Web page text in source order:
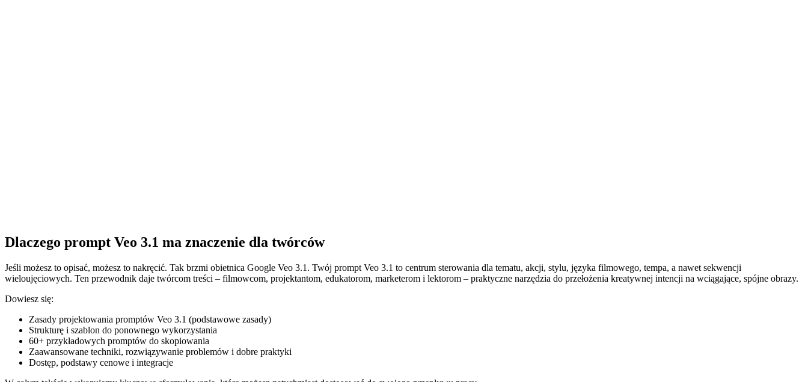
Dlaczego prompt Veo 3.1 ma znaczenie dla twórców
Jeśli możesz to opisać, możesz to nakręcić. Tak brzmi obietnica Google Veo 3.1. Twój prompt Veo 3.1 to centrum sterowania dla tematu, akcji, stylu, języka filmowego, tempa, a nawet sekwencji
wieloujęciowych. Ten przewodnik daje twórcom treści – filmowcom, projektantom, edukatorom, marketerom i lektorom – praktyczne narzędzia do przełożenia kreatywnej intencji na wciągające, spójne obrazy.
Dowiesz się:
Zasady projektowania promptów Veo 3.1 (podstawowe zasady)
Strukturę i szablon do ponownego wykorzystania
60+ przykładowych promptów do skopiowania
Zaawansowane techniki, rozwiązywanie problemów i dobre praktyki
Dostęp, podstawy cenowe i integracje